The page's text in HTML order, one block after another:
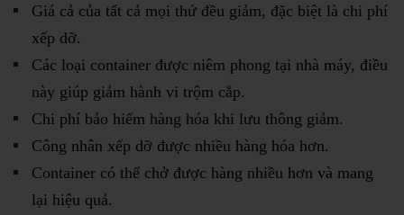
Giá cả của tất cả mọi thứ đều giảm, đặc biệt là chi phí
xếp dỡ.
Các loại container được niêm phong tại nhà máy, điều
này giúp giảm hành vi trộm cắp.
Chi phí bảo hiểm hàng hóa khi lưu thông giảm.
Công nhân xếp dỡ được nhiều hàng hóa hơn.
Container có thể chở được hàng nhiều hơn và mang
lại hiệu quả.